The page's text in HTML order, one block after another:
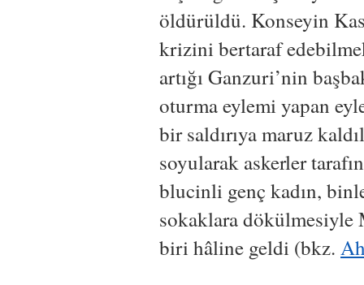
öldürüldü. Konseyin
krizini bertaraf
artığı Ganzuri’nin
oturma eylemi yapan
bir saldırıya maruz
soyularak askerler
blucinli genç kadın,
sokaklara dökülmesiyle
biri hâline geldi (bkz.